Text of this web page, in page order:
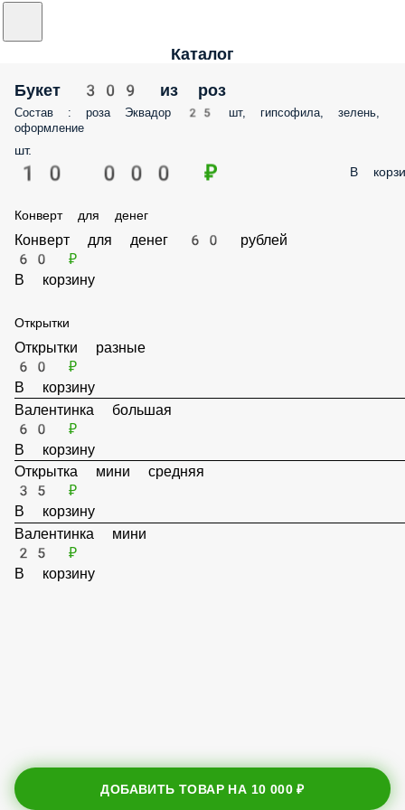
Каталог
Букет 309 из роз
Состав : роза Эквадор 25 шт, гипсофила, зелень,
оформление
шт.
10 000 ₽ В
Конверт для денег
Конверт для денег 60 рублей
60 ₽
В корзину
Открытки разные
60 ₽
В корзину
Валентинка большая
60 ₽
В корзину
Открытка мини средняя
35 ₽
В корзину
ДОБАВИТЬ ТОВАР НА 10 000 ₽